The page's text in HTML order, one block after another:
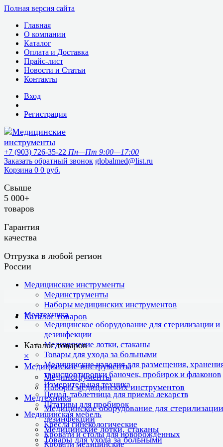
Полная версия сайта
Главная
О компании
Каталог
Оплата и Доставка
Прайс-лист
Новости и Статьи
Контакты
Вход
Регистрация
+7 (903) 726-35-22 Пн—Пт 9:00—17:00
Заказать обратный звонок globalmed@list.ru
Корзина 0 0 руб.
Свыше
5 000+
товаров
Гарантия
качества
Отгрузка в любой регион
России
Медицинские инструменты
Мединструменты
Наборы медицинских инструментов
Медтехника
Медицинское оборудование для стерилизации и
дезинфекции
Медицинские лотки, стаканы
Товары для ухода за больными
Медицинские изделия для размещения,
транспортировки баночек, пробирок и флаконов
Измерительная техника
Пенал, таблетница для приема лекарств
Штативы для пробирок
Медицинская мебель
Кресла гинекологические
Кровати и столы для новорожденных
Кровати медицинские
Каталог товаров
Каталог товаров
×
Медицинские инструменты
Мединструменты
Наборы медицинских инструментов
Медтехника
Медицинское оборудование для
дезинфекции
Медицинские лотки, стаканы
Товары для ухода за больными